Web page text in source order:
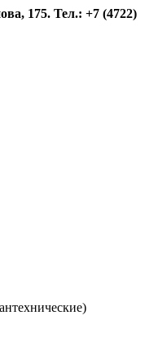
175. Тел.: +7 (4722)